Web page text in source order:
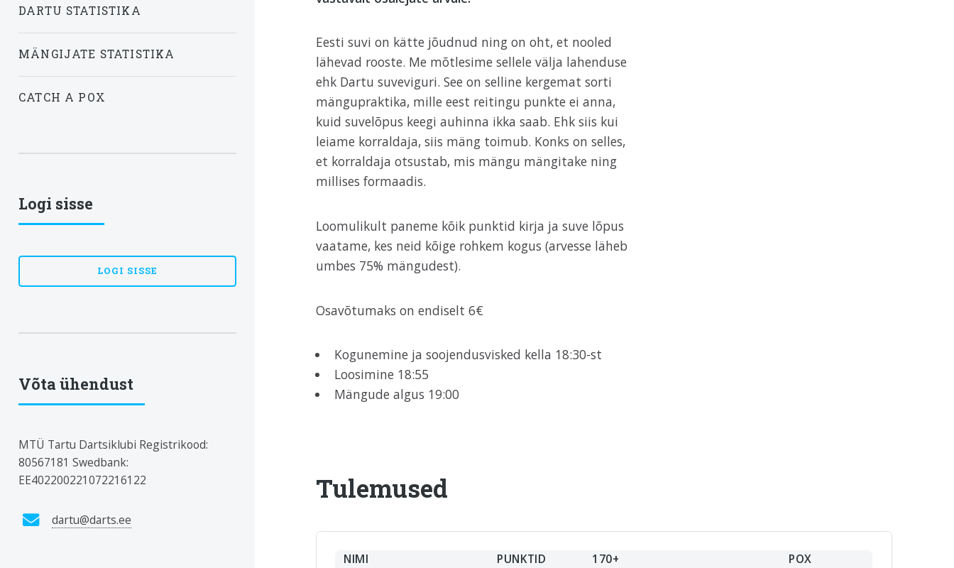
Eesti suvi on kätte jõudnud ning on oht, et nooled
lähevad rooste. Me mõtlesime sellele välja lahenduse
ehk Dartu suveviguri. See on selline kergemat sorti
mängupraktika, mille eest reitingu punkte ei anna,
kuid suvelõpus keegi auhinna ikka saab. Ehk siis kui
leiame korraldaja, siis mäng toimub. Konks on selles,
et korraldaja otsustab, mis mängu mängitake ning
millises formaadis.
Loomulikult paneme kõik punktid kirja ja suve lõpus
vaatame, kes neid kõige rohkem kogus (arvesse läheb
umbes 75% mängudest).
Osavõtumaks on endiselt 6€
Kogunemine ja soojendusvisked kella 18:30-st
Loosimine 18:55
Mängude algus 19:00
Tulemused
NIMI PUNKTID 170+ POX
DARTU STATISTIKA
MÄNGIJATE STATISTIKA
CATCH A POX
Logi sisse
LOGI SISSE
Võta ühendust
MTÜ Tartu Dartsiklubi Registrikood:
80567181 Swedbank:
EE402200221072216122
dartu@darts.ee